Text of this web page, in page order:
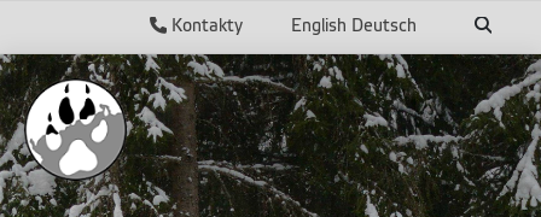
English Deutsch
Kontakty